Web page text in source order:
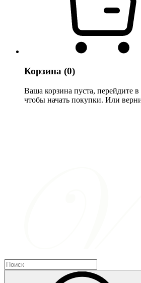
Корзина (0)
Ваша корзина пуста, перейдите в
чтобы начать покупки. Или